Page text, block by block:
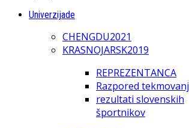
Univerzijade
CHENGDU2021
KRASNOJARSK2019
REPREZENTANCA
Razpored tekmovanj
rezultati slovenskih
športnikov